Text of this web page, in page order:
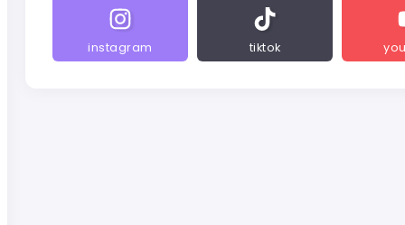
instagram tiktok